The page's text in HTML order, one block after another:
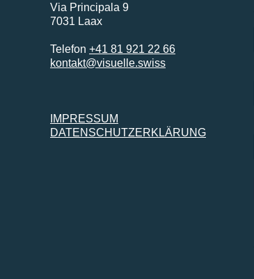
Via Principala 9
7031 Laax
Telefon +41 81 921 22 66
kontakt@visuelle.swiss
IMPRESSUM
DATENSCHUTZERKLÄRUNG